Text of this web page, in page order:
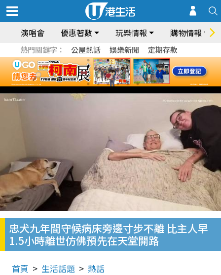
演唱會 優惠著數 玩樂情報 購物情報
熱門關鍵字： 公屋熱話 娛樂新聞 定期存款
忠犬九年間守候病床旁邊寸步不離 比主人早
1.5小時離世仿佛預先在天堂開路
首頁 生活話題 熱話